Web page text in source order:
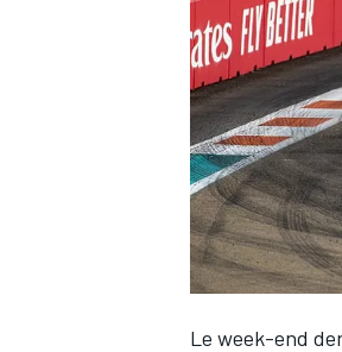
WRC
Le week-end